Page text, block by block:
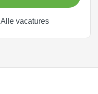
Alle vacatures